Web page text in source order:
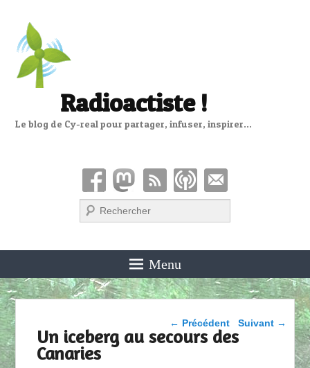
Radioactiste !
Le blog de Cy-real pour partager, infuser, inspirer…
Recherche
Menu
Parcourir les articles
← Précédent Suivant →
Un iceberg au secours des
Canaries